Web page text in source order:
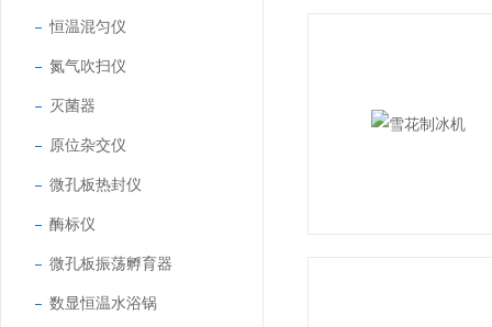
恒温混匀仪
氮气吹扫仪
灭菌器
原位杂交仪
微孔板热封仪
酶标仪
微孔板振荡孵育器
数显恒温水浴锅